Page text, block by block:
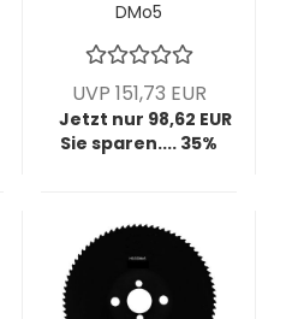
DMo5
250x2,0x32 mm,
z128, HZ T6, VPE = 1
Stück
UVP 151,73 EUR
Jetzt nur 98,62 EUR
Sie sparen.... 35%